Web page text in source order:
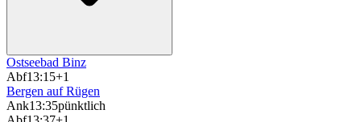
Ostseebad Binz
Abf13:15+1
Bergen auf Rügen
Ank13:35pünktlich